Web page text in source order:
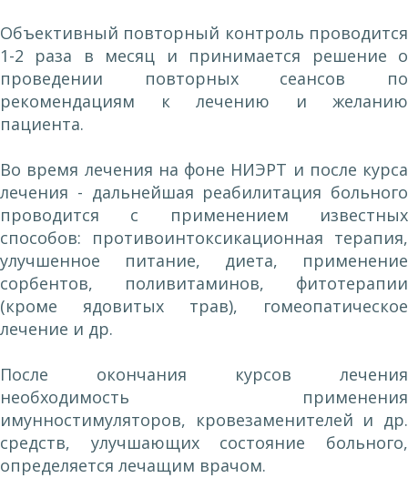
Объективный повторный контроль проводится
1-2 раза в месяц и принимается решение о
проведении повторных сеансов по
рекомендациям к лечению и желанию
пациента.
Во время лечения на фоне НИЭРТ и после курса
лечения - дальнейшая реабилитация больного
проводится с применением известных
способов: противоинтоксикационная терапия,
улучшенное питание, диета, применение
сорбентов, поливитаминов, фитотерапии
(кроме ядовитых трав), гомеопатическое
лечение и др.
После окончания курсов лечения
необходимость применения
имунностимуляторов, кровезаменителей и др.
средств, улучшающих состояние больного,
определяется лечащим врачом.